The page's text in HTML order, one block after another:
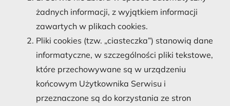
żadnych informacji, z wyjątkiem informacji
zawartych w plikach cookies.
Pliki cookies (tzw. „ciasteczka”) stanowią dane
informatyczne, w szczególności pliki tekstowe,
które przechowywane są w urządzeniu
końcowym Użytkownika Serwisu i
przeznaczone są do korzystania ze stron